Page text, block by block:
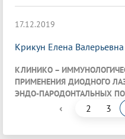
17.12.2019
Крикун Елена Валерьевна
КЛИНИКО –
ПРИМЕНЕНИЯ ДИОДНОГО
ЭНДО-ПАРОДОНТАЛЬНЫХ
‹ 2 3